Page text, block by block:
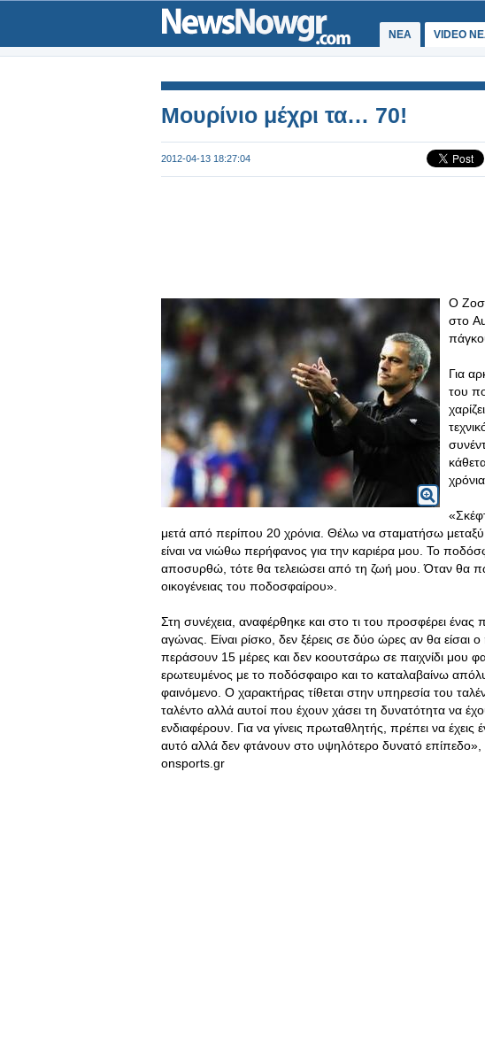
ΝΕΑ VIDEO
Μουρίνιο μέχρι τα… 70!
2012-04-13 18:27:04
Ο
στο
Για
του
χρόνια.
μετά από περίπου 20 χρόνια. Θέλω να σταματήσω
είναι να νιώθω περήφανος για την καριέρα μου. Το
αποσυρθώ, τότε θα τελειώσει από τη ζωή μου. Όταν θα
οικογένειας του ποδοσφαίρου».
Στη συνέχεια, αναφέρθηκε και στο τι του προσφέρει
αγώνας. Είναι ρίσκο, δεν ξέρεις σε δύο ώρες αν θα είσαι
περάσουν 15 μέρες και δεν κοουτσάρω σε παιχνίδι μου
ερωτευμένος με το ποδόσφαιρο και το καταλαβαίνω
φαινόμενο. Ο χαρακτήρας τίθεται στην υπηρεσία του
ταλέντο αλλά αυτοί που έχουν χάσει τη δυνατότητα να
ενδιαφέρουν. Για να γίνεις πρωταθλητής, πρέπει να έχεις
αυτό αλλά δεν φτάνουν στο υψηλότερο δυνατό επίπεδο»,
onsports.gr